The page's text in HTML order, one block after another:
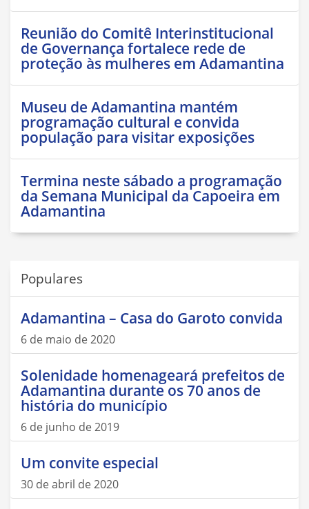
Reunião do Comitê Interinstitucional
de Governança fortalece rede de
proteção às mulheres em Adamantina
Museu de Adamantina mantém
programação cultural e convida
população para visitar exposições
Termina neste sábado a programação
da Semana Municipal da Capoeira em
Adamantina
Populares
Adamantina – Casa do Garoto convida
6 de maio de 2020
Solenidade homenageará prefeitos de
Adamantina durante os 70 anos de
história do município
6 de junho de 2019
Um convite especial
30 de abril de 2020